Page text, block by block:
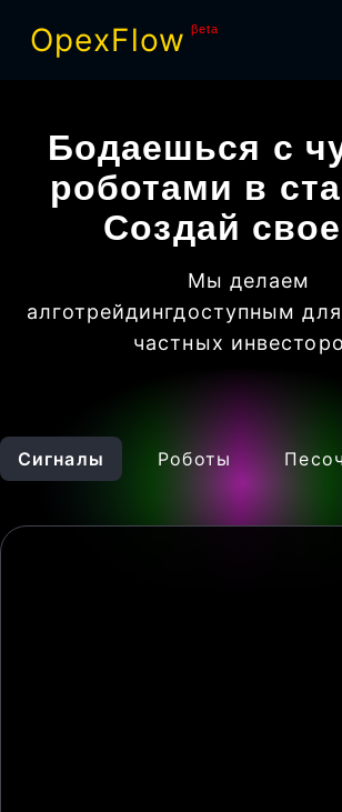
OpexFlow βeta
Бодаешься с
роботами в
Создай
Мы делаем
алготрейдингдоступным
частных
Сигналы Роботы